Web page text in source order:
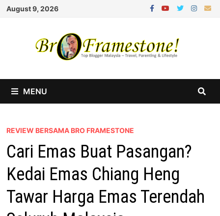
Skip
August 9, 2026
MENU
REVIEW BERSAMA BRO FRAMESTONE
Cari Emas Buat Pasangan?
Kedai Emas Chiang Heng
Tawar Harga Emas Terendah